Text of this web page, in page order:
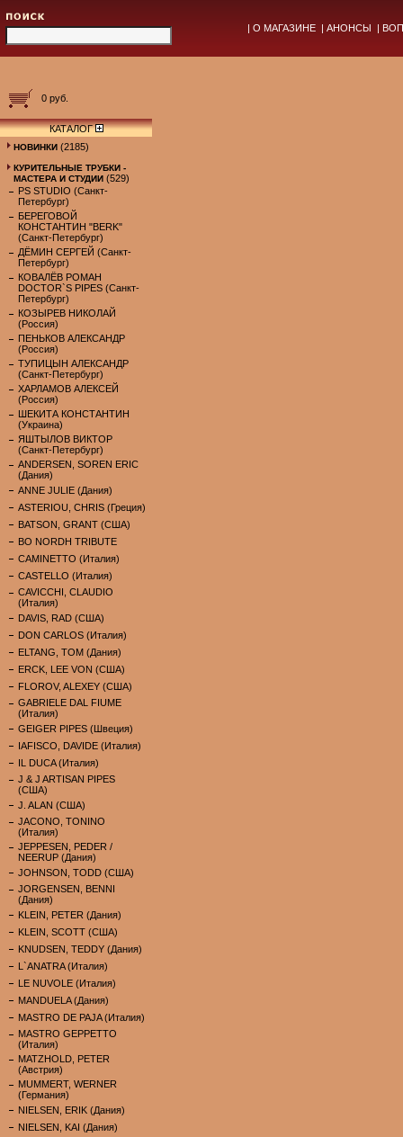
| О МАГАЗИНЕ | АНОНСЫ |
0 руб.
КАТАЛОГ
НОВИНКИ (2185)
КУРИТЕЛЬНЫЕ ТРУБКИ -
МАСТЕРА И СТУДИИ (529)
PS STUDIO (Санкт-
Петербург)
БЕРЕГОВОЙ
КОНСТАНТИН "BERK"
(Санкт-Петербург)
ДЁМИН СЕРГЕЙ (Санкт-
Петербург)
КОВАЛЁВ РОМАН
DOCTOR`S PIPES (Санкт-
Петербург)
КОЗЫРЕВ НИКОЛАЙ
(Россия)
ПЕНЬКОВ АЛЕКСАНДР
(Россия)
ТУПИЦЫН АЛЕКСАНДР
(Санкт-Петербург)
ХАРЛАМОВ АЛЕКСЕЙ
(Россия)
ШЕКИТА КОНСТАНТИН
(Украина)
ЯШТЫЛОВ ВИКТОР
(Санкт-Петербург)
ANDERSEN, SOREN ERIC
(Дания)
ANNE JULIE (Дания)
ASTERIOU, CHRIS (Греция)
BATSON, GRANT (США)
BO NORDH TRIBUTE
CAMINETTO (Италия)
CASTELLO (Италия)
CAVICCHI, CLAUDIO
(Италия)
DAVIS, RAD (США)
DON CARLOS (Италия)
ELTANG, TOM (Дания)
ERCK, LEE VON (США)
FLOROV, ALEXEY (США)
GABRIELE DAL FIUME
(Италия)
GEIGER PIPES (Швеция)
IAFISCO, DAVIDE (Италия)
IL DUCA (Италия)
J & J ARTISAN PIPES
(США)
J. ALAN (США)
JACONO, TONINO
(Италия)
JEPPESEN, PEDER /
NEERUP (Дания)
JOHNSON, TODD (США)
JORGENSEN, BENNI
(Дания)
KLEIN, PETER (Дания)
KLEIN, SCOTT (США)
KNUDSEN, TEDDY (Дания)
L`ANATRA (Италия)
LE NUVOLE (Италия)
MANDUELA (Дания)
MASTRO DE PAJA (Италия)
MASTRO GEPPETTO
(Италия)
MATZHOLD, PETER
(Австрия)
MUMMERT, WERNER
(Германия)
NIELSEN, ERIK (Дания)
NIELSEN, KAI (Дания)